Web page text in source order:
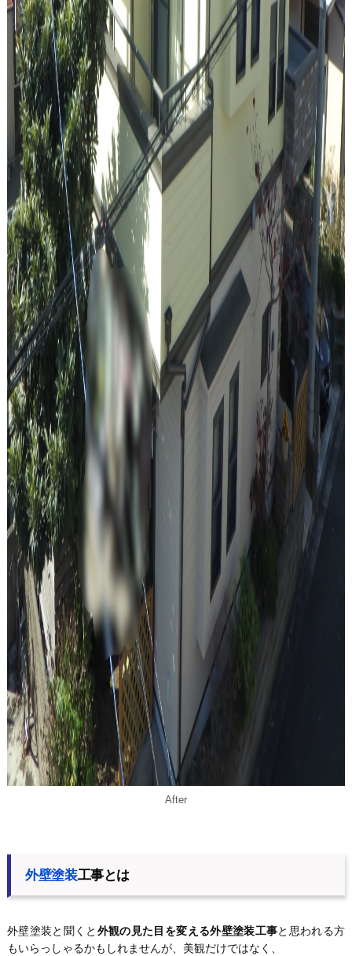
After
外壁塗装工事とは
外壁塗装と聞くと 外観の見た目を変える外壁塗装工事と思われる方
もいらっしゃるかもしれませんが、美観だけではなく、